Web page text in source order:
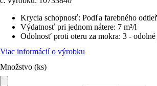
Krycia schopnosť: Podľa farebného
Výdatnosť pri jednom nátere: 7 m²/l
Odolnosť proti oteru za mokra: 3 -
Viac informácií o výrobku
Množstvo (ks)